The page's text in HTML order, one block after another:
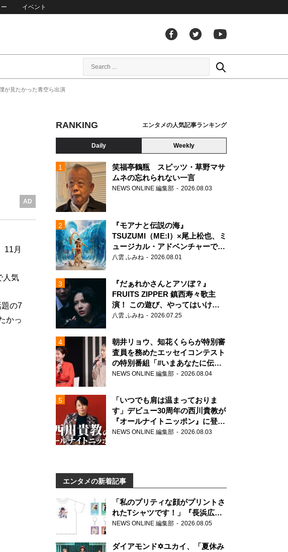
イベント
が見たかった青空ら出演
AD
11月
人気
題の7
かっ
RANKING エンタメの人気記事ランキング
Daily Weekly
笑福亭鶴瓶 スピッツ・草野マサ
ムネの忘れられない一言
NEWS ONLINE 編集部 2026.08.03
『モアナと伝説の海』
TSUZUMI（ME:I）×尾上松也、ミ
ュージカル・アドベンチャーで美
声を響かせる
八雲 ふみね 2026.08.01
『だぁれかさんとアソぼ？』
FRUITS ZIPPER 鎮西寿々歌主
演！ この遊び、やってはいけま
せん。
八雲 ふみね 2026.07.25
朝井リョウ、知花くららが特別審
査員を務めたエッセイコンテスト
の特別番組「#いまあなたに伝え
たいこと」
NEWS ONLINE 編集部 2026.08.04
「いつでも肩は温まっておりま
す」デビュー30周年の西川貴教が
『オールナイトニッポン』に登
場！
NEWS ONLINE 編集部 2026.08.03
エンタメの新着記事
「私のプリティな顔がプリントさ
れたTシャツです！」『長浜広奈
天下無双』初の番組グッズ発売
NEWS ONLINE 編集部 2026.08.05
ダイアモンド✡ユカイ、「夏休み